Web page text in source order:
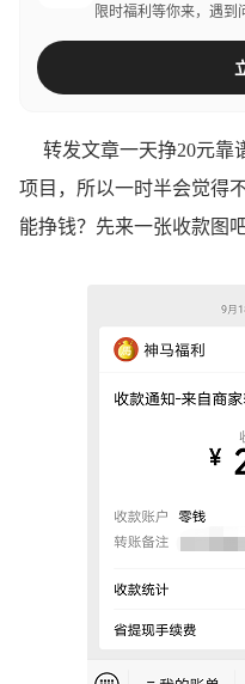
限时福利等你来，遇
转发文章一天挣20元靠
项目，所以一时半会觉得
能挣钱？先来一张收款图吧